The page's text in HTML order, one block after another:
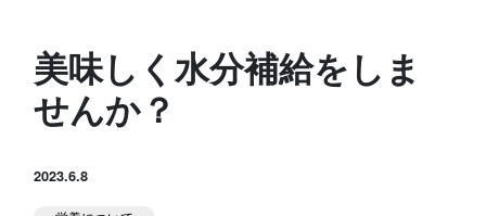
足育
Runner's ピラティス
お知らせ
美味しく水分補給をしま
せんか？
2023.6.8